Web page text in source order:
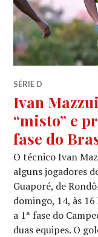
SÉRIE D
Ivan
“misto” e
fase do
O técnico Ivan
alguns jogadores
Guaporé, de
domingo, 14, às
a 1ª fase do
duas equipes. O